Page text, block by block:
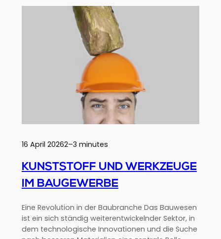
eine
Revolution
Fahrräder,
16 April 20262–3 minutes
KUNSTSTOFF UND WERKZEUGE
IM BAUGEWERBE
Eine Revolution in der Baubranche Das Bauwesen
ist ein sich ständig weiterentwickelnder Sektor, in
dem technologische Innovationen und die Suche